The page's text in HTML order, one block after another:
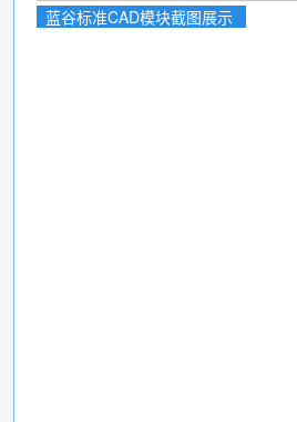
蓝谷标准CAD模块截图展示